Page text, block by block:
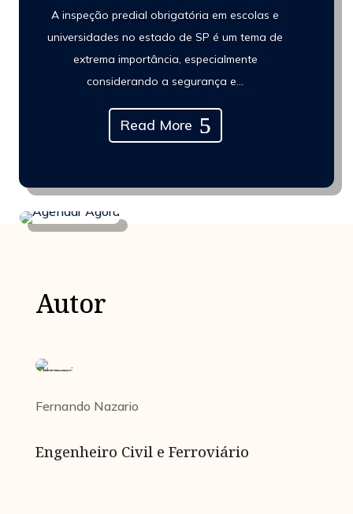
A inspeção predial obrigatória em escolas e
universidades no estado de SP é um tema de
extrema importância, especialmente
considerando a segurança e...
Read More
Autor
Fernando Nazario
Engenheiro Civil e Ferroviário